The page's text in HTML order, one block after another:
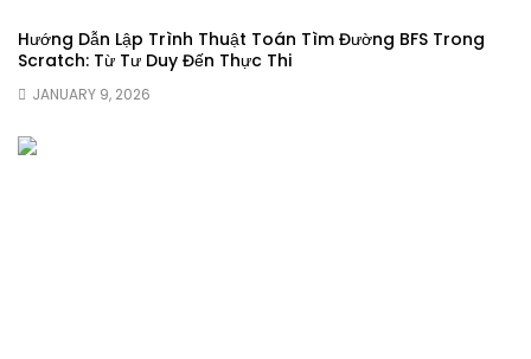
Hướng Dẫn Lập Trình Thuật Toán Tìm Đường BFS Trong
Scratch: Từ Tư Duy Đến Thực Thi
JANUARY 9, 2026